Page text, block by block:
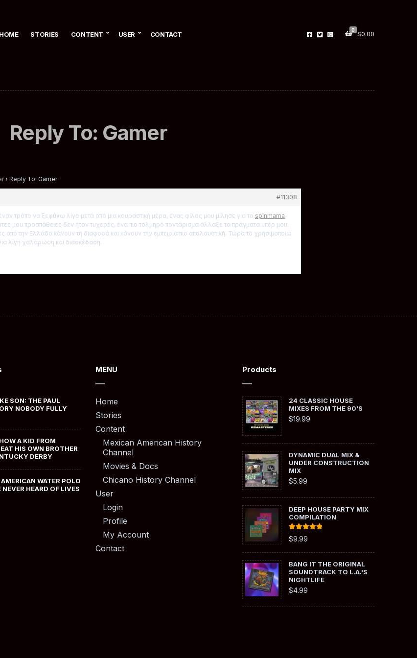
HOME STORIES CONTENT USER CONTACT
0
$0.00
Reply To: Gamer
› Reply To: Gamer
#11308
τρόπο να ξεφύγω λίγο μετά από μια κουραστική μέρα, ένας φίλος μου μίλησε για το spinmama
μου προσπάθειες δεν ήταν τυχερές, ένα πιο τολμηρό ποντάρισμα άλλαξε τα πράγματα υπέρ μου.
από την Ελλάδα κάνουν τη διαφορά και κάνουν την εμπειρία πιο απολαυστική. Τώρα το χρησιμοποιώ
λίγη χαλάρωση και διασκέδαση.
SON: THE PAUL
NOBODY FULLY
A KID FROM
HIS OWN BROTHER
DERBY
WATER POLO
NEVER HEARD OF LIVES
MENU
Home
Stories
Content
Mexican American History
Channel
Movies & Docs
Chicano History Channel
User
Login
Profile
My Account
Contact
Products
24 CLASSIC HOUSE
MIXES FROM THE 90'S
$19.99
DYNAMIC DUAL MIX &
UNDER CONSTRUCTION
MIX
$5.99
DEEP HOUSE PARTY MIX
COMPILATION
Rated
out of 5
$9.99
BANG IT THE ORIGINAL
SOUNDTRACK TO L.A.'S
NIGHTLIFE
$4.99